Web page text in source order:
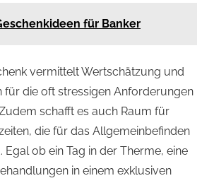
für Banker
vermittelt Wertschätzung und
für die oft stressigen Anforderungen
schafft es auch Raum für
die für das Allgemeinbefinden
Egal ob ein Tag in der Therme, eine
in einem exklusiven